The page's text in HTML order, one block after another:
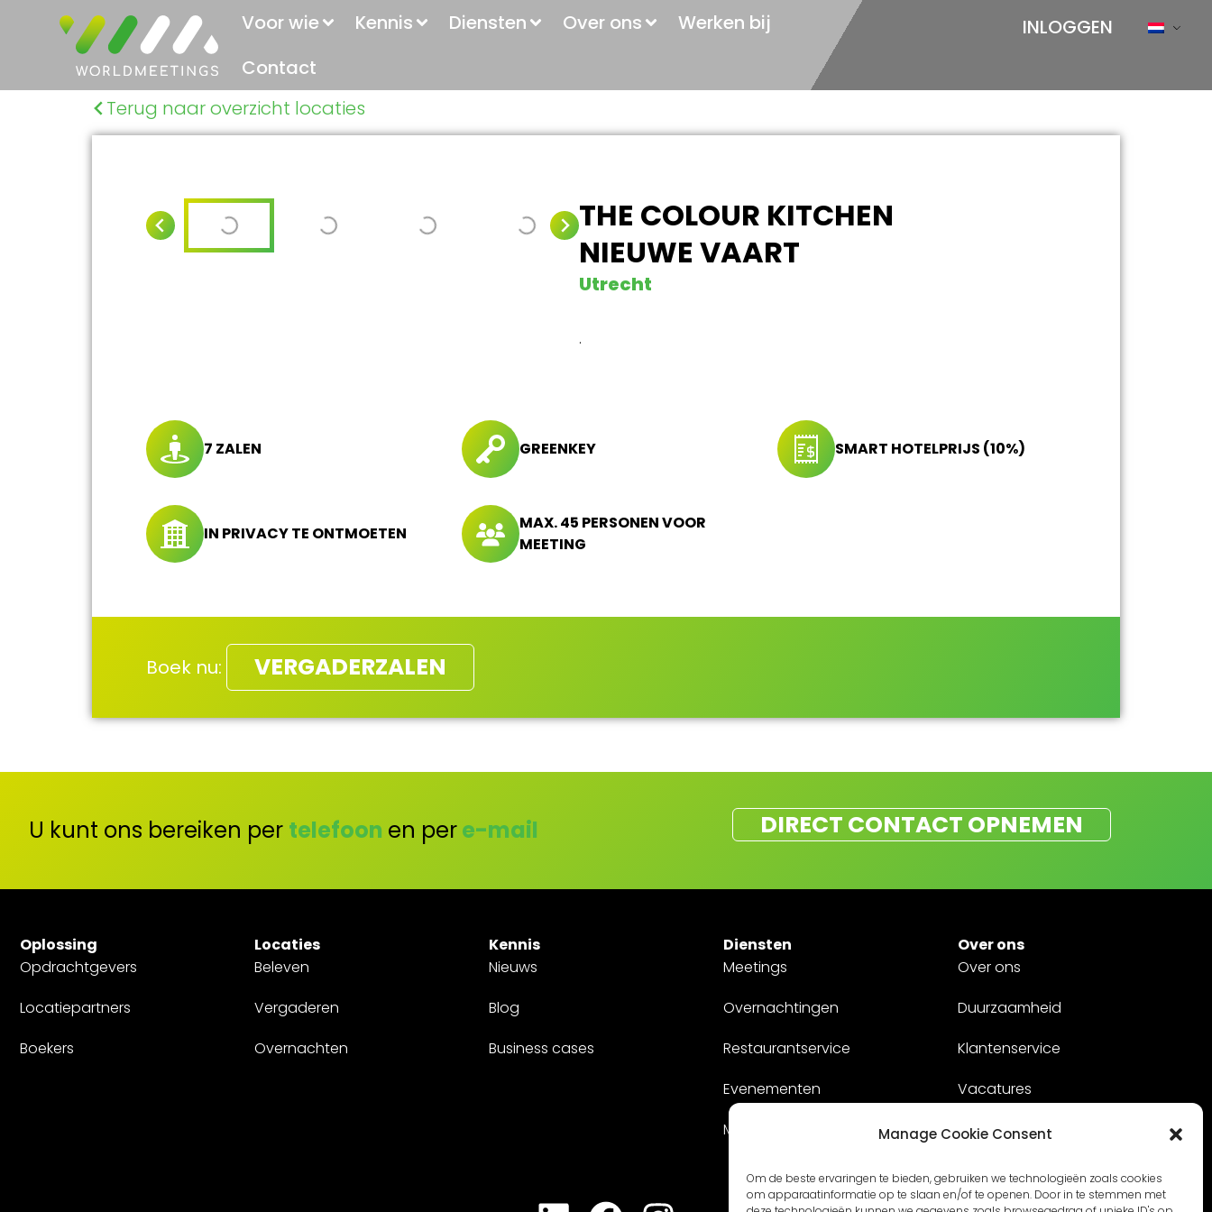
Manage Cookie Consent
Om de beste ervaringen te bieden, gebruiken we technologieën zoals cookies
om apparaatinformatie op te slaan en/of te openen. Door in te stemmen met
INLOGGEN
Voor wie Kennis Diensten Over ons
Werken bij
Contact
Terug naar overzicht locaties
THE COLOUR KITCHEN
NIEUWE VAART
Utrecht
.
7 ZALEN GREENKEY SMART HOTELPRIJS (10%)
IN PRIVACY TE ONTMOETEN
MAX. 45 PERSONEN VOOR
MEETING
Boek nu: VERGADERZALEN
U kunt ons bereiken per telefoon en pere-mail DIRECT CONTACT OPNEMEN
Oplossing
Opdrachtgevers
Locatiepartners
Boekers
Locaties
Beleven
Vergaderen
Overnachten
Kennis
Nieuws
Blog
Business cases
Diensten
Meetings
Overnachtingen
Restaurantservice
Evenementen
Maatwerk
Over ons
Over ons
Duurzaamheid
Klantenservice
Vacatures
Contact